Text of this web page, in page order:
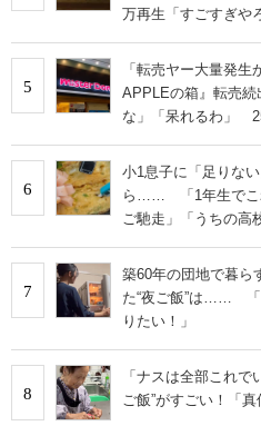
万再生「すごすぎや
5
「転売ヤー大量発
APPLEの箱』転売
な」「呆れるわ」
6
小1息子に「足りな
ら…… 「1年生でこ
ご馳走」「うちの高
7
築60年の団地で暮ら
た“夜ご飯”は…… 「
りたい！」
8
「ナスは全部これで
ご飯”がすごい！「